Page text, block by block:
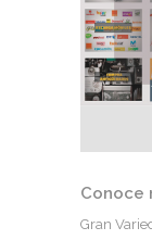
Conoce
Gran